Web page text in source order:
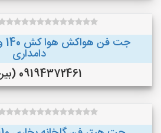
دامداری
09194372461 (بیرجند )